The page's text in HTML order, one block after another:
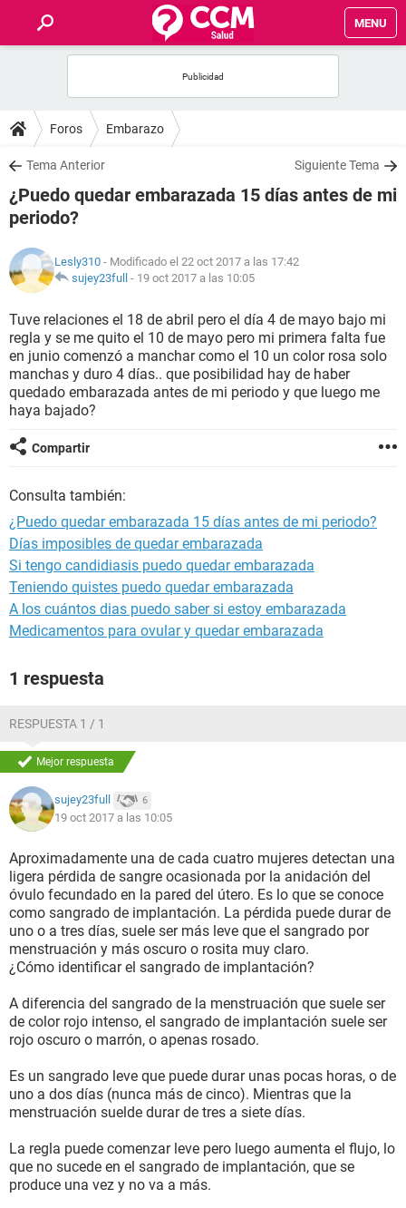
MENU
FOROS
SALUD
FAMILIA
NUTRICIÓN
SEXUALIDAD
GLOSARIO
Foros Embarazo
Tema Anterior Siguiente Tema
¿Puedo quedar embarazada 15 días antes de mi
periodo?
Lesly310 - Modificado el 22 oct 2017 a las 17:42
sujey23full - 19 oct 2017 a las 10:05
Tuve relaciones el 18 de abril pero el día 4 de mayo bajo mi
regla y se me quito el 10 de mayo pero mi primera falta fue
en junio comenzó a manchar como el 10 un color rosa solo
manchas y duro 4 días.. que posibilidad hay de haber
quedado embarazada antes de mi periodo y que luego me
haya bajado?
Compartir
Consulta también:
¿Puedo quedar embarazada 15 días antes de mi periodo?
Días imposibles de quedar embarazada
Si tengo candidiasis puedo quedar embarazada
Teniendo quistes puedo quedar embarazada
A los cuántos dias puedo saber si estoy embarazada
Medicamentos para ovular y quedar embarazada
1 respuesta
RESPUESTA 1 / 1
Mejor respuesta
sujey23full 6
19 oct 2017 a las 10:05
Aproximadamente una de cada cuatro mujeres detectan una
ligera pérdida de sangre ocasionada por la anidación del
óvulo fecundado en la pared del útero. Es lo que se conoce
como sangrado de implantación. La pérdida puede durar de
uno o a tres días, suele ser más leve que el sangrado por
menstruación y más oscuro o rosita muy claro.
¿Cómo identificar el sangrado de implantación?
A diferencia del sangrado de la menstruación que suele ser
de color rojo intenso, el sangrado de implantación suele ser
rojo oscuro o marrón, o apenas rosado.
Es un sangrado leve que puede durar unas pocas horas, o de
uno a dos días (nunca más de cinco). Mientras que la
menstruación suelde durar de tres a siete días.
La regla puede comenzar leve pero luego aumenta el flujo, lo
que no sucede en el sangrado de implantación, que se
produce una vez y no va a más.